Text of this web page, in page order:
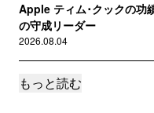
Apple ティム･クックの功
の守成リーダー
2026.08.04
サポートメンバー限定
もっと読む